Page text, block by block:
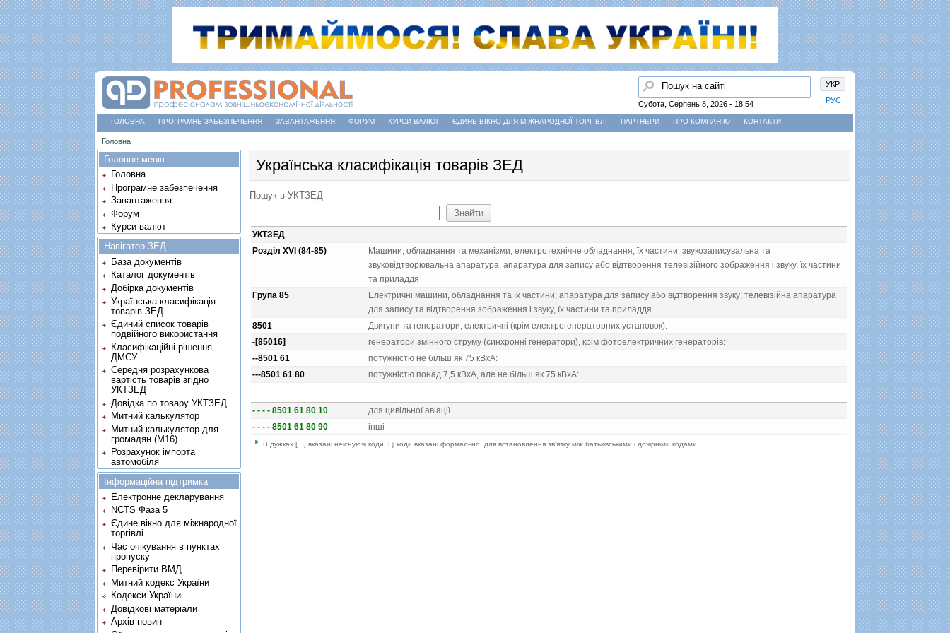
УКР
РУС
Пошук
Субота, Серпень 8, 2026 - 18:54
ГОЛОВНА ПРОГРАМНЕ ЗАБЕЗПЕЧЕННЯ ЗАВАНТАЖЕННЯ ФОРУМ КУРСИ ВАЛЮТ ЄДИНЕ ВІКНО ДЛЯ МІЖНАРОДНОЇ ТОРГІВЛІ ПАРТНЕРИ ПРО КОМПАНІЮ КОНТАКТИ
Ви є тут
Головна
Українська класифікація товарів ЗЕД
Пошук в УКТЗЕД
УКТЗЕД
Розділ XVI (84-85)
Машини, обладнання та механiзми; електротехнiчне обладнання; їх частини; звукозаписувальна та
звуковiдтворювальна апаратура, апаратура для запису або вiдтворення телевiзiйного зображення i звуку, їх частини
та приладдя
Група 85
Електричнi машини, обладнання та їх частини; апаратура для запису або вiдтворення звуку; телевiзiйна апаратура
для запису та вiдтворення зображення i звуку, їх частини та приладдя
8501
Двигуни та генератори, електричнi (крiм електрогенераторних установок):
-[85016]
генератори змiнного струму (синхроннi генератори), крiм фотоелектричних генераторiв:
--8501 61
потужнiстю не бiльш як 75 кВxА:
---8501 61 80
потужнiстю понад 7,5 кВxА, але не бiльш як 75 кВxА:
- - - - 8501 61 80 10
для цивiльної авiацiї
- - - - 8501 61 80 90
iншi
В дужках [...] вказані неіснуючі коди. Ці коди вказані формально, для встановлення зв'язку між батьківськими і дочірніми кодами
Головне меню
Головна
Програмне забезпечення
Завантаження
Форум
Курси валют
Навігатор ЗЕД
База документів
Каталог документів
Добірка документів
Українська класифікація
товарів ЗЕД
Єдиний список товарів
подвійного використання
Класифікаційні рішення
ДМСУ
Середня розрахункова
вартість товарів згідно
УКТЗЕД
Довідка по товару УКТЗЕД
Митний калькулятор
Митний калькулятор для
громадян (М16)
Розрахунок імпорта
автомобіля
Інформаційна підтримка
Електронне декларування
NCTS Фаза 5
Єдине вікно для міжнародної
торгівлі
Час очікування в пунктах
пропуску
Перевірити ВМД
Митний кодекс України
Кодекси України
Довідкові матеріали
Архів новин